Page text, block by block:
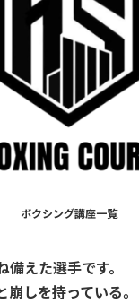
ボクシング講座一覧
えた選手です。
しを持っている